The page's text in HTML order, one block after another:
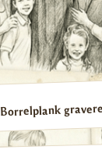
Borrelplank